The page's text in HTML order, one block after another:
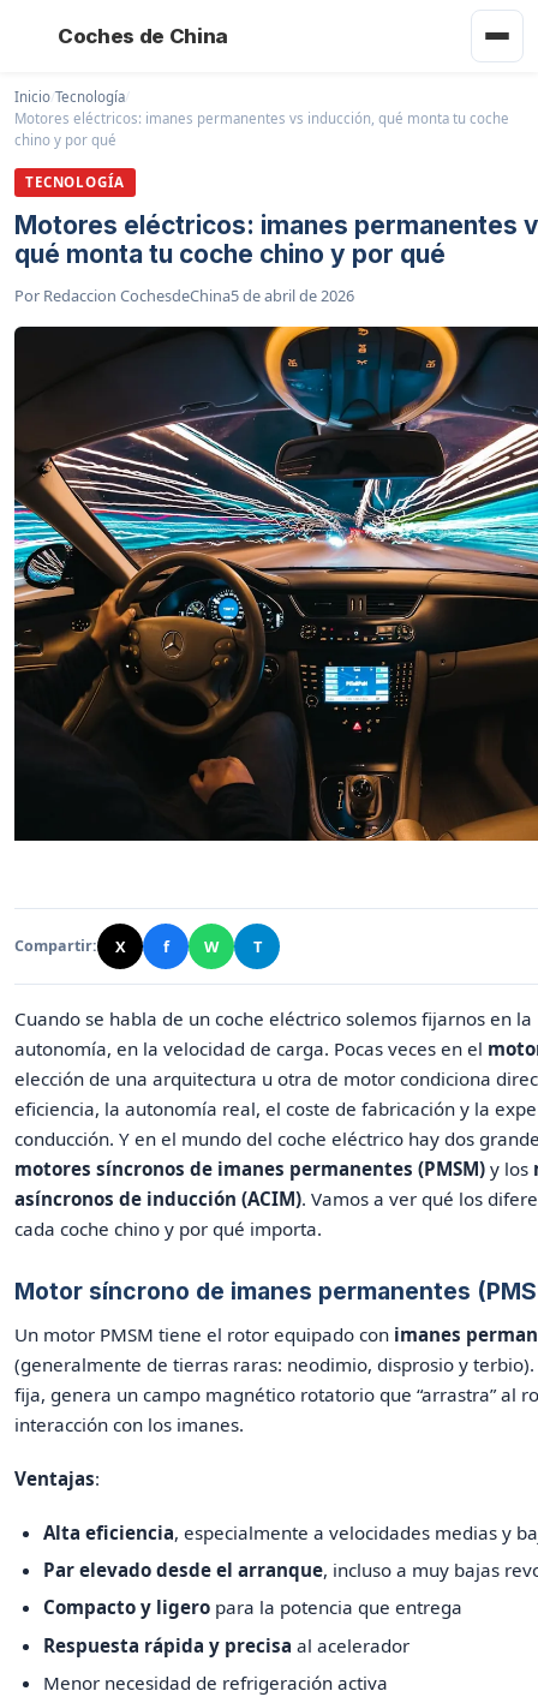
Coches de China
Inicio/Tecnología/
Motores eléctricos: imanes permanentes vs inducción, qué monta tu coche
chino y por qué
TECNOLOGÍA
Motores eléctricos: imanes permanentes
qué monta tu coche chino y por qué
Por Redaccion CochesdeChina5 de abril de 2026
Compartir: X f W T
Cuando se habla de un coche eléctrico solemos fijarnos en
autonomía, en la velocidad de carga. Pocas veces en el
elección de una arquitectura u otra de motor condiciona
eficiencia, la autonomía real, el coste de fabricación y la
conducción. Y en el mundo del coche eléctrico hay dos
motores síncronos de imanes permanentes (PMSM) y los
asíncronos de inducción (ACIM). Vamos a ver qué los
cada coche chino y por qué importa.
Motor síncrono de imanes permanentes
Un motor PMSM tiene el rotor equipado con imanes
(generalmente de tierras raras: neodimio, disprosio y terbio).
fija, genera un campo magnético rotatorio que “arrastra” al
interacción con los imanes.
Ventajas:
Alta eficiencia, especialmente a velocidades medias y
Par elevado desde el arranque, incluso a muy bajas
Compacto y ligero para la potencia que entrega
Respuesta rápida y precisa al acelerador
Menor necesidad de refrigeración activa